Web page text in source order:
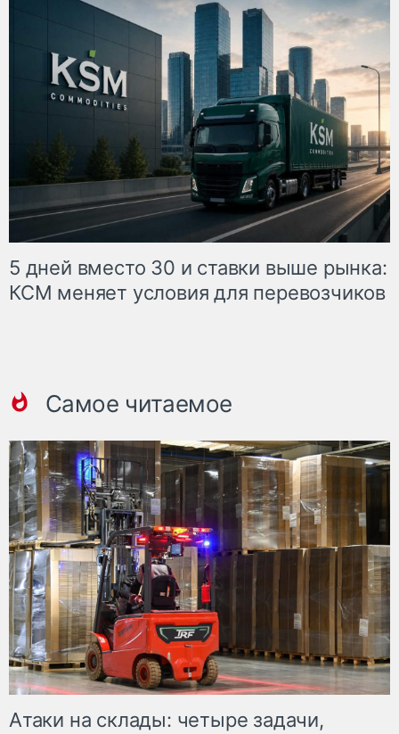
5 дней вместо 30 и ставки выше рынка:
КСМ меняет условия для перевозчиков
Самое читаемое
Атаки на склады: четыре задачи,